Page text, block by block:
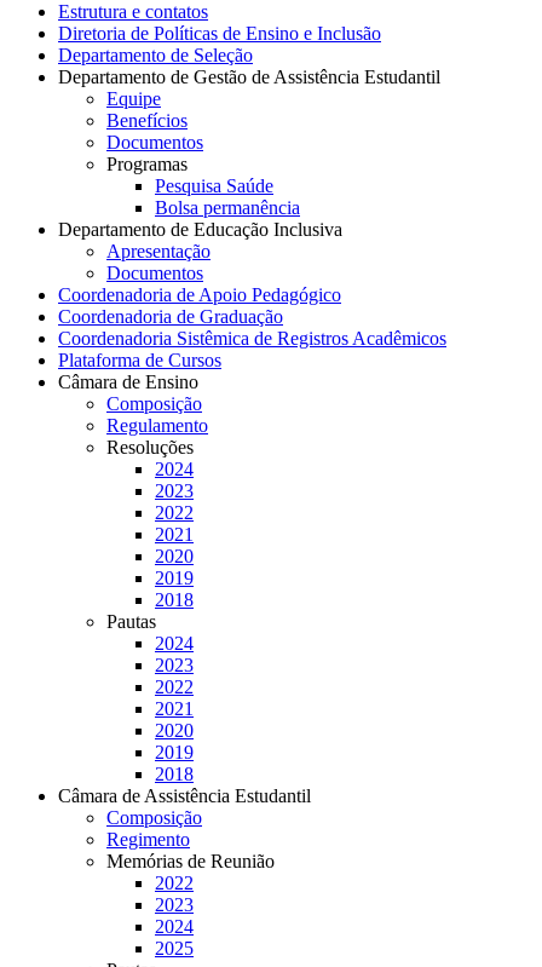
Estrutura e contatos
Diretoria de Políticas de Ensino e Inclusão
Departamento de Seleção
Departamento de Gestão de Assistência Estudantil
Equipe
Benefícios
Documentos
Programas
Pesquisa Saúde
Bolsa permanência
Departamento de Educação Inclusiva
Apresentação
Documentos
Coordenadoria de Apoio Pedagógico
Coordenadoria de Graduação
Coordenadoria Sistêmica de Registros Acadêmicos
Plataforma de Cursos
Câmara de Ensino
Composição
Regulamento
Resoluções
2024
2023
2022
2021
2020
2019
2018
Pautas
2024
2023
2022
2021
2020
2019
2018
Câmara de Assistência Estudantil
Composição
Regimento
Memórias de Reunião
2022
2023
2024
2025